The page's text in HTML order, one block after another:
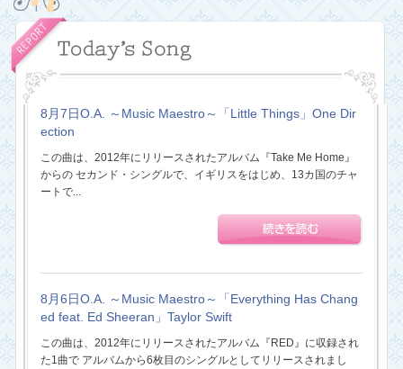
8月7日O.A. ～Music Maestro～「Little Things」One Dir
ection
この曲は、2012年にリリースされたアルバム『Take Me Home』
からの セカンド・シングルで、イギリスをはじめ、13カ国のチャ
ートで...
8月6日O.A. ～Music Maestro～「Everything Has Chang
ed feat. Ed Sheeran」Taylor Swift
この曲は、2012年にリリースされたアルバム『RED』に収録され
た1曲で アルバムから6枚目のシングルとしてリリースされまし